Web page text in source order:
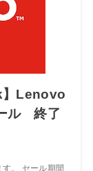
】Lenovo
ル 終了
。 セール期間